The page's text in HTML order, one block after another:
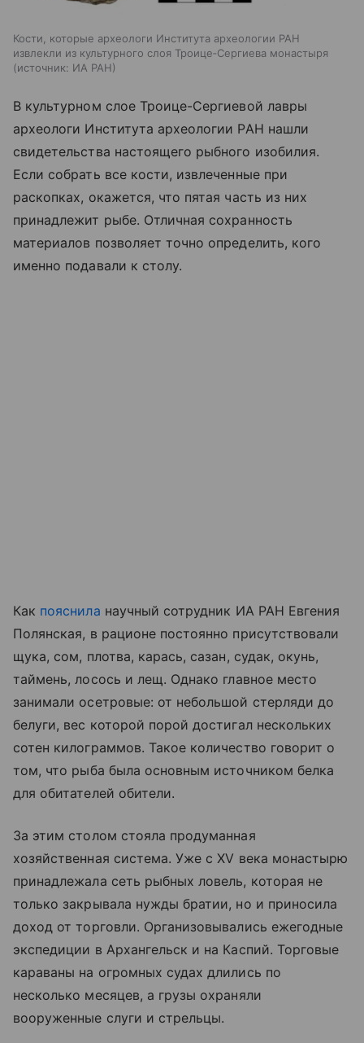
Кости, которые археологи Института археологии РАН
извлекли из культурного слоя Троице‑Сергиева монастыря
источник: ИА РАН
В культурном слое Троице-Сергиевой лавры
археологи Института археологии РАН нашли
свидетельства настоящего рыбного изобилия.
Если собрать все кости, извлеченные при
раскопках, окажется, что пятая часть из них
принадлежит рыбе. Отличная сохранность
материалов позволяет точно определить, кого
именно подавали к столу.
Как пояснила научный сотрудник ИА РАН Евгения
Полянская, в рационе постоянно присутствовали
щука, сом, плотва, карась, сазан, судак, окунь,
таймень, лосось и лещ. Однако главное место
занимали осетровые: от небольшой стерляди до
белуги, вес которой порой достигал нескольких
сотен килограммов. Такое количество говорит о
том, что рыба была основным источником белка
для обитателей обители.
За этим столом стояла продуманная
хозяйственная система. Уже с XV века монастырю
принадлежала сеть рыбных ловель, которая не
только закрывала нужды братии, но и приносила
доход от торговли. Организовывались ежегодные
экспедиции в Архангельск и на Каспий. Торговые
караваны на огромных судах длились по
несколько месяцев, а грузы охраняли
вооруженные слуги и стрельцы.